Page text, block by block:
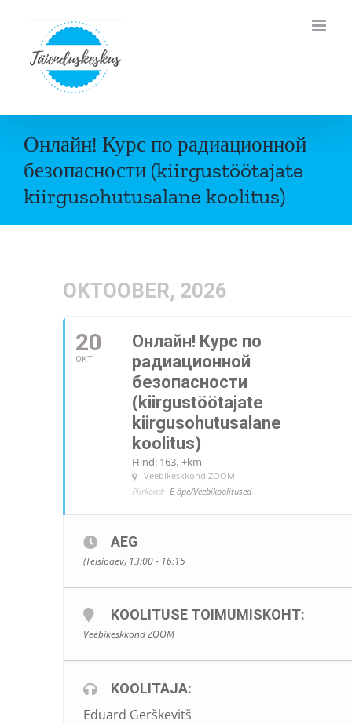
content
Онлайн! Курс по радиационной
безопасности (kiirgustöötajate
kiirgusohutusalane koolitus)
OKTOOBER, 2026
20
OKT.
Онлайн! Курс по
радиационной
безопасности
(kiirgustöötajate
kiirgusohutusalane
koolitus)
Hind: 163.-+km
Veebikeskkond ZOOM
Piirkond: E-õpe/Veebikoolitused
AEG
(Teisipäev) 13:00 - 16:15
KOOLITUSE TOIMUMISKOHT:
Veebikeskkond ZOOM
KOOLITAJA:
Eduard Gerškevitš